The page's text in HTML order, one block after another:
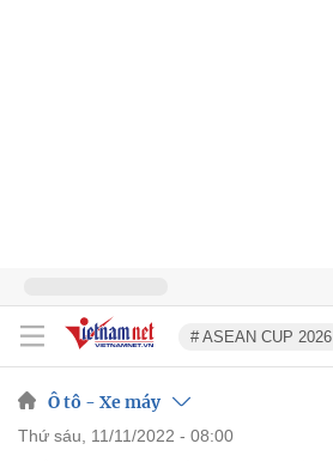
# ASEAN CUP 2026
Ô tô - Xe máy
thứ sáu, 11/11/2022 - 08:00